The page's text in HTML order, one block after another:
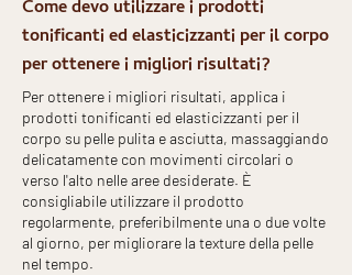
Come devo utilizzare i prodotti
tonificanti ed elasticizzanti per il corpo
per ottenere i migliori risultati?
Per ottenere i migliori risultati, applica i
prodotti tonificanti ed elasticizzanti per il
corpo su pelle pulita e asciutta, massaggiando
delicatamente con movimenti circolari o
verso l'alto nelle aree desiderate. È
consigliabile utilizzare il prodotto
regolarmente, preferibilmente una o due volte
al giorno, per migliorare la texture della pelle
nel tempo.